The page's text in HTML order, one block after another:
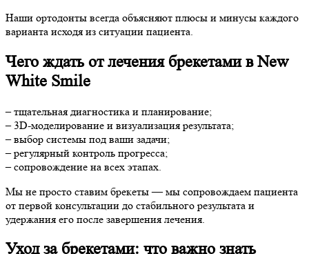
Наши ортодонты всегда объясняют плюсы и минусы каждого
варианта исходя из ситуации пациента.
Чего ждать от лечения брекетами в New
White Smile
– тщательная диагностика и планирование;
– 3D-моделирование и визуализация результата;
– выбор системы под ваши задачи;
– регулярный контроль прогресса;
– сопровождение на всех этапах.
Мы не просто ставим брекеты — мы сопровождаем пациента
от первой консультации до стабильного результата и
удержания его после завершения лечения.
Уход за брекетами: что важно знать